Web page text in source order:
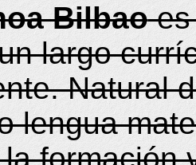
Bilbaoes
largo
Natural
lengua